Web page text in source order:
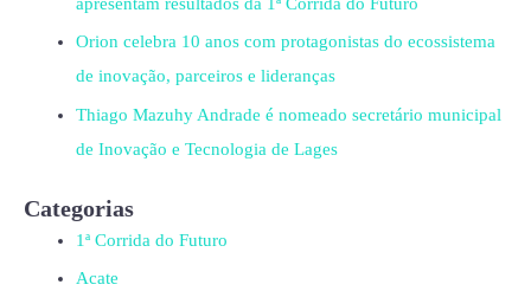
Orion celebra 10 anos com protagonistas do ecossistema
de inovação, parceiros e lideranças
Thiago Mazuhy Andrade é nomeado secretário municipal
de Inovação e Tecnologia de Lages
Categorias
1ª Corrida do Futuro
Acate